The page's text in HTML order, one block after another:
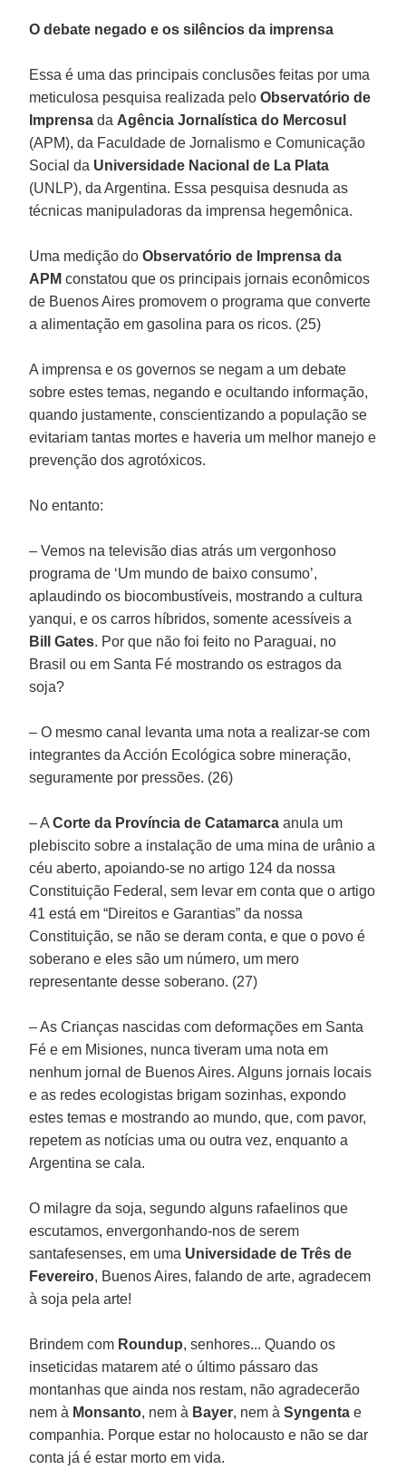
O debate negado e os silêncios da imprensa
Essa é uma das principais conclusões feitas por uma
meticulosa pesquisa realizada peloObservatório de
Imprensa da Agência Jornalística do Mercosul
(APM), da Faculdade de Jornalismo e Comunicação
Social da Universidade Nacional de La Plata
(UNLP), da Argentina. Essa pesquisa desnuda as
técnicas manipuladoras da imprensa hegemônica.
Uma medição doObservatório de Imprensa da
APM constatou que os principais jornais econômicos
de Buenos Aires promovem o programa que converte
a alimentação em gasolina para os ricos. (25)
A imprensa e os governos se negam a um debate
sobre estes temas, negando e ocultando informação,
quando justamente, conscientizando a população se
evitariam tantas mortes e haveria um melhor manejo e
prevenção dos agrotóxicos.
No entanto:
– Vemos na televisão dias atrás um vergonhoso
programa de ‘Um mundo de baixo consumo’,
aplaudindo os biocombustíveis, mostrando a cultura
yanqui, e os carros híbridos, somente acessíveis a
Bill Gates. Por que não foi feito no Paraguai, no
Brasil ou em Santa Fé mostrando os estragos da
soja?
– O mesmo canal levanta uma nota a realizar-se com
integrantes da Acción Ecológica sobre mineração,
seguramente por pressões. (26)
– ACorte da Província de Catamarca anula um
plebiscito sobre a instalação de uma mina de urânio a
céu aberto, apoiando-se no artigo 124 da nossa
Constituição Federal, sem levar em conta que o artigo
41 está em “Direitos e Garantias” da nossa
Constituição, se não se deram conta, e que o povo é
soberano e eles são um número, um mero
representante desse soberano. (27)
– As Crianças nascidas com deformações em Santa
Fé e em Misiones, nunca tiveram uma nota em
nenhum jornal de Buenos Aires. Alguns jornais locais
e as redes ecologistas brigam sozinhas, expondo
estes temas e mostrando ao mundo, que, com pavor,
repetem as notícias uma ou outra vez, enquanto a
Argentina se cala.
O milagre da soja, segundo alguns rafaelinos que
escutamos, envergonhando-nos de serem
santafesenses, em uma Universidade de Três de
Fevereiro, Buenos Aires, falando de arte, agradecem
à soja pela arte!
Brindem com Roundup, senhores... Quando os
inseticidas matarem até o último pássaro das
montanhas que ainda nos restam, não agradecerão
nem à Monsanto, nem à Bayer, nem àSyngentae
companhia. Porque estar no holocausto e não se dar
conta já é estar morto em vida.